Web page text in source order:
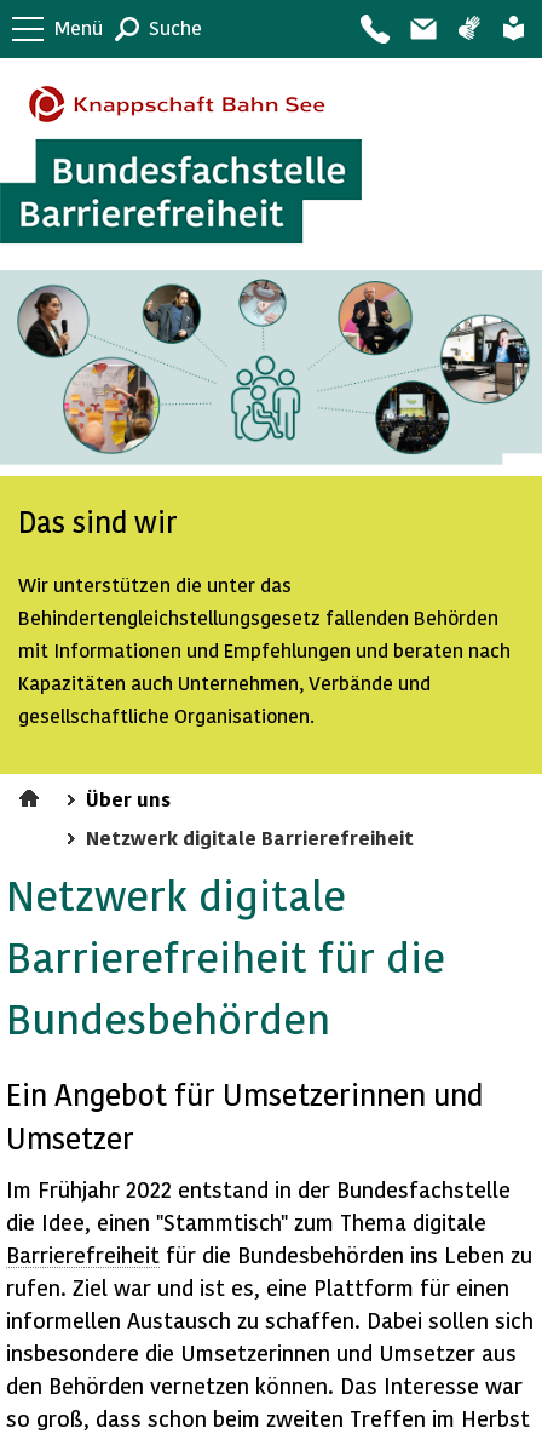
Menü Suche
Das sind wir
Wir unterstützen die unter das
Behindertengleichstellungsgesetz fallenden Behörden
mit Informationen und Empfehlungen und beraten nach
Kapazitäten auch Unternehmen, Verbände und
gesellschaftliche Organisationen.
Über uns
Netzwerk digitale Barrierefreiheit
Netzwerk digitale
Barrierefreiheit für die
Bundesbehörden
Ein Angebot für Umsetzerinnen und
Umsetzer
Im Frühjahr 2022 entstand in der Bundesfachstelle
die Idee, einen "Stammtisch" zum Thema digitale
Barrierefreiheit für die Bundesbehörden ins Leben zu
rufen. Ziel war und ist es, eine Plattform für einen
informellen Austausch zu schaffen. Dabei sollen sich
insbesondere die Umsetzerinnen und Umsetzer aus
den Behörden vernetzen können. Das Interesse war
so groß, dass schon beim zweiten Treffen im Herbst